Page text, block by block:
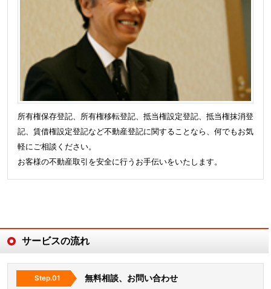
所有権保存登記、所有権移転登記、抵当権設定登記、抵当権抹消登
記、賃借権設定登記など不動産登記に関することなら、何でもお気
軽にご相談ください。
お客様の不動産取引を安全に行うお手伝いをいたします。
サービスの流れ
無料相談、お問い合わせ